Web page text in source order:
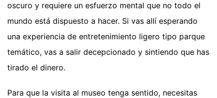
oscuro y requiere un esfuerzo mental que no todo el
mundo está dispuesto a hacer. Si vas allí esperando
una experiencia de entretenimiento ligero tipo parque
temático, vas a salir decepcionado y sintiendo que has
tirado el dinero.
Para que la visita al museo tenga sentido, necesitas